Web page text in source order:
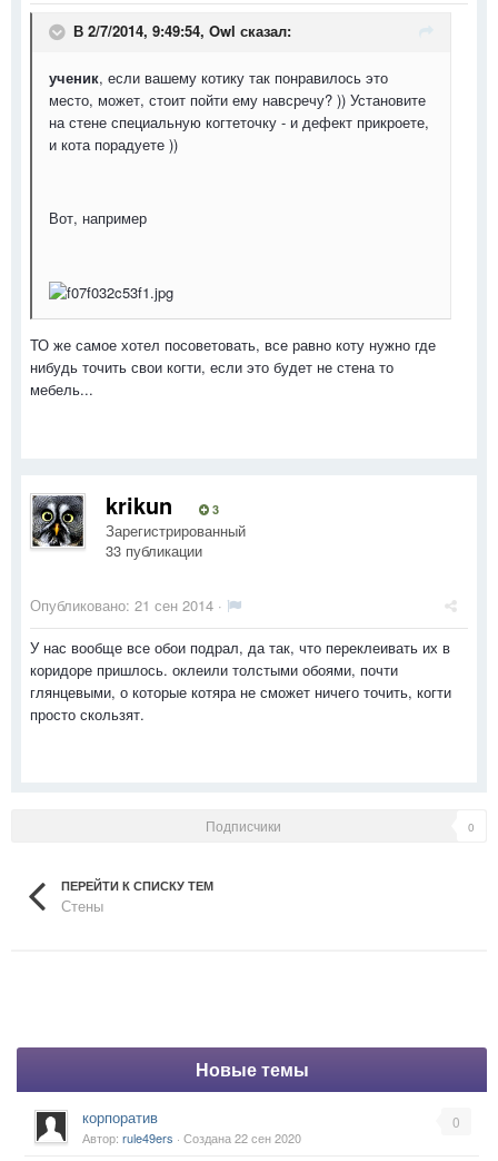
В 2/7/2014, 9:49:54, Owl сказал:
ученик, если вашему котику так понравилось это
место, может, стоит пойти ему навсречу? )) Установите
на стене специальную когтеточку - и дефект прикроете,
и кота порадуете ))
Вот, например
ТО же самое хотел посоветовать, все равно коту нужно где
нибудь точить свои когти, если это будет не стена то
мебель...
krikun 3
Зарегистрированный
33 публикации
Опубликовано: 21 сен 2014 ·
У нас вообще все обои подрал, да так, что переклеивать их в
коридоре пришлось. оклеили толстыми обоями, почти
глянцевыми, о которые котяра не сможет ничего точить, когти
просто скользят.
Подписчики 0
ПЕРЕЙТИ К СПИСКУ ТЕМ
Стены
Новые темы
0
корпоратив
Автор: rule49ers · Создана22 сен 2020